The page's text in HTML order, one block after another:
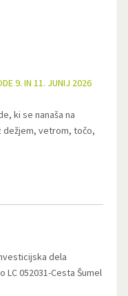
9. IN 11. JUNIJ 2026
ki se nanaša na
dežjem, vetrom, točo,
dela
052031-Cesta Šumel